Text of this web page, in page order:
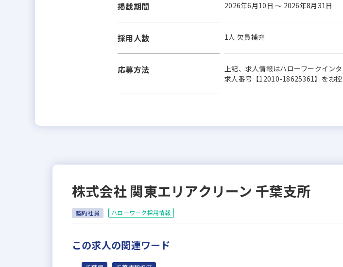
掲載期間 2026年6月10日 〜 2026年8月31日
採用人数 1人 欠員補充
応募方法
上記、求人情報はハローワークイン
求人番号【12010-18625361】をお
株式会社 関東エリアクリーン 千葉支所
契約社員 ハローワーク採用情報
この求人の関連ワード